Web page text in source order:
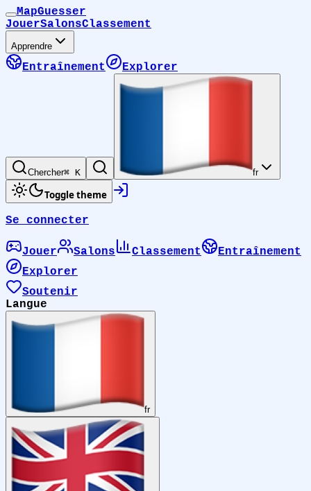
MapGuesser
JouerSalonsClassement
Apprendre
Entraînement Explorer
Chercher⌘ K fr
Toggle theme
Se connecter
Jouer Salons Classement
Entraînement
Explorer
Soutenir
Langue
fr